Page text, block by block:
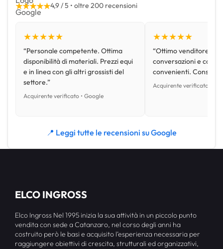
★★★★★4,9 / 5 • oltre 200 recensioni
★★★★★
“Personale competente. Ottima
disponibilità di materiali. Prezzi equi
e in linea con gli altri grossisti del
settore.”
Acquirente verificato • Google
★★★★★
“Ottimo venditore,
conversazioni e con
convenienti.
Acquirente verificato •
📍 Leggi tutte le recensioni su Google
ELCO INGROSS
Elco Ingross Nel 1995 inizia la sua attività in un piccolo punto
vendita con sede a Catanzaro, nel corso degli anni ha
costruito però le basi e acquisito l’esperienza necessaria per
raggiungere obiettivi di crescita, strutturali ed organizzativi,